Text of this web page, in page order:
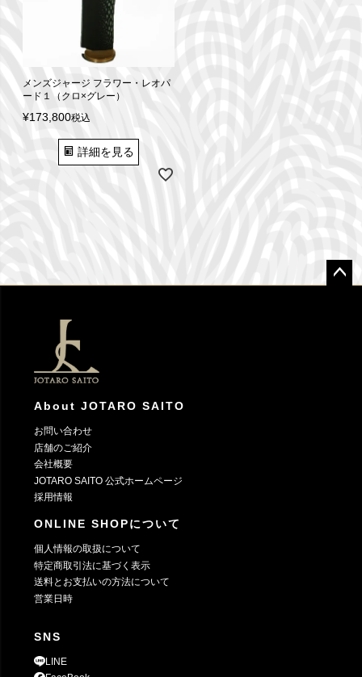
メンズジャージ フラワー・レオパ
ード１（クロ×グレー）
¥173,800税込
詳細を見る
About JOTARO SAITO
お問い合わせ
店舗のご紹介
会社概要
JOTARO SAITO 公式ホームページ
採用情報
ONLINE SHOPについて
個人情報の取扱について
特定商取引法に基づく表示
送料とお支払いの方法について
営業日時
SNS
LINE